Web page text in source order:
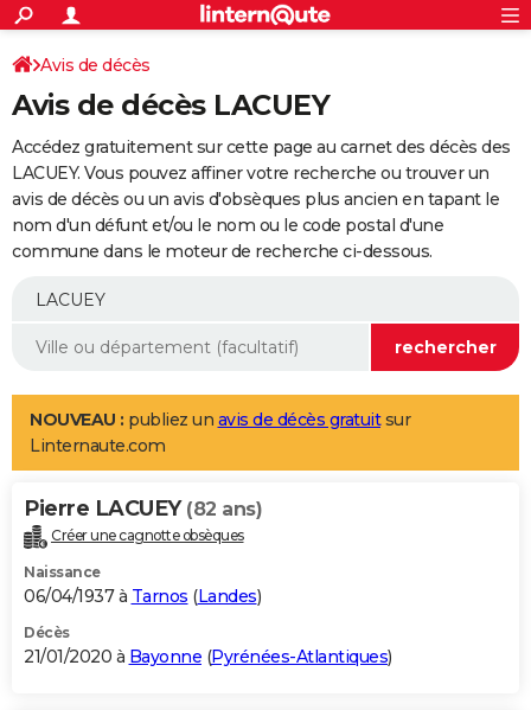
ACTUALITÉS
Politique
Société
Faits Divers
Education
Monde
Villes
+
SPORT
Coupe du monde 2026
Football
Tennis
Cyclisme
Rugby
Forum
Programme TV
TNTStreaming
Cinéma
Sorties cinéma
Musique
+
FINANCE
Retraite
Epargne
Immobilier
Risques naturels par ville
Banque
Assurance
AUTO
Essais
Réserver un essai
Citadines
Berlines
SUV
Forum auto
+
Mobiles
Meilleur smartphone
Internet
Ordinateurs
Jeux vidéo
Guide high-tech
Aménagement intérieur
LIFESTYLE
Art de vivre
Bien-être
Loisirs
Mode
Modes de vie
Alimentation
Guide de la santé
Maladies
Médicaments
Sommeil
VOYAGE
Destinations
City break
Voyage nature
Voyage de noces
Forum
Climat
+PHOTO
GUIDES D'ACHAT
BONS PLANS
Avis de décès
Avis de décès LACUEY
Accédez gratuitement sur cette page au carnet des décès des
LACUEY. Vous pouvez affiner votre recherche ou trouver un
avis de décès ou un avis d'obsèques plus ancien en tapant le
nom d'un défunt et/ou le nom ou le code postal d'une
commune dans le moteur de recherche ci-dessous.
NOUVEAU : publiez un avis de décès gratuitsur
Linternaute.com
Pierre LACUEY (82 ans)
Créer une cagnotte obsèques
Naissance
06/04/1937 à Tarnos (Landes)
Décès
21/01/2020 à Bayonne (Pyrénées-Atlantiques)